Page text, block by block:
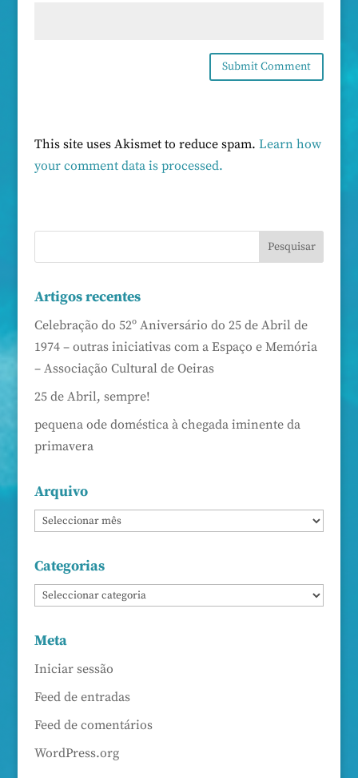
This site uses Akismet to reduce spam. Learn how
your comment data is processed.
Artigos recentes
Celebração do 52º Aniversário do 25 de Abril de
1974 – outras iniciativas com a Espaço e Memória
– Associação Cultural de Oeiras
25 de Abril, sempre!
pequena ode doméstica à chegada iminente da
primavera
Arquivo
Categorias
Meta
Iniciar sessão
Feed de entradas
Feed de comentários
WordPress.org